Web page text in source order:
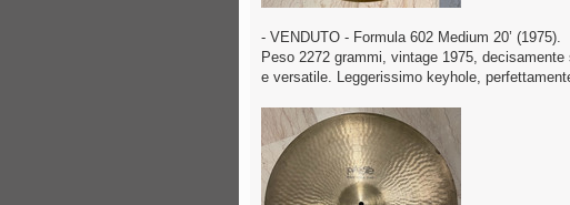
- VENDUTO - Formula 602 Medium 20’ (1975).
Peso 2272 grammi, vintage 1975,
e versatile. Leggerissimo keyhole,